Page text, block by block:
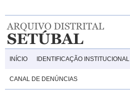
INÍCIO IDENTIFICAÇÃO INSTITUCIONAL
CANAL DE DENÚNCIAS